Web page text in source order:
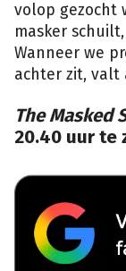
volop gezocht
masker
Wanneer we
achter zit, valt
The Masked
20.40 uur te